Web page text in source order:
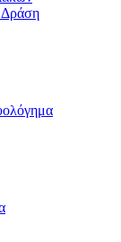
Δράση